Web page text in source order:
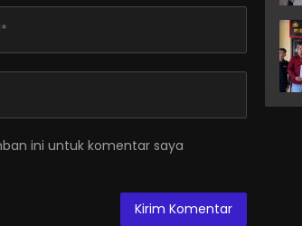
ini untuk komentar saya